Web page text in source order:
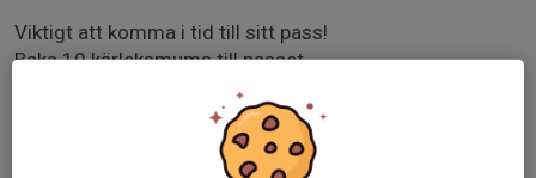
Viktigt att komma i tid till sitt pass!
Baka 10 kärleksmums till passet.
https://www.arla.se/recept/karleksmums/
Obs! Startiden är ca tid och kan komma att bli senare så